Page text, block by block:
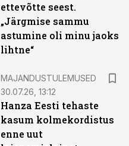
ettevõtte seest.
„Järgmise sammu
astumine oli minu jaoks
lihtne“
MAJANDUSTULEMUSED
30.07.26, 13:12
Hanza Eesti tehaste
kasum kolmekordistus
enne uut